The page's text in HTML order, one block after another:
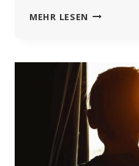
MEHR LESEN DER
OFFIT
IST
ZURÜCK!